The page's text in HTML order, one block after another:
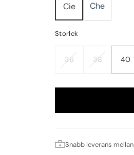
Cie Che
Storlek
36 38 40
Snabb leverans